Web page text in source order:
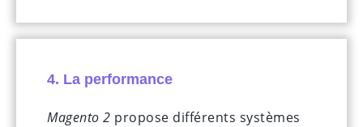
4. La performance
Magento 2 propose différents systèmes